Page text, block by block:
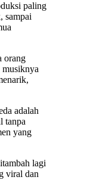
paling
sampai
orang
musiknya
adalah
tanpa
yang
lagi
viral dan